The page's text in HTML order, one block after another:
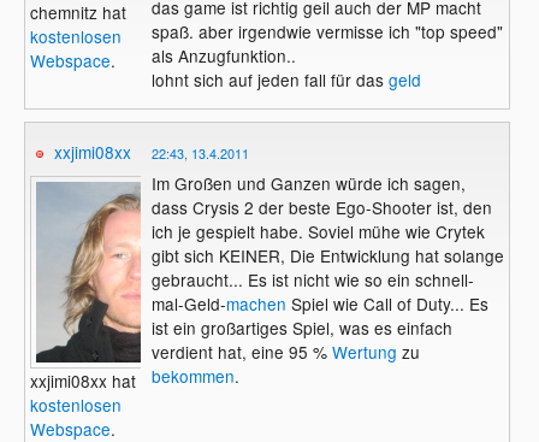
chemnitz hat
kostenlosen
Webspace.
das game ist richtig geil auch der MP macht
spaß. aber irgendwie vermisse ich "top speed"
als Anzugfunktion..
lohnt sich auf jeden fall für das geld
xxjimi08xx
xxjimi08xx hat
kostenlosen
Webspace.
22:43, 13.4.2011
Im Großen und Ganzen würde ich sagen,
dass Crysis 2 der beste Ego-Shooter ist, den
ich je gespielt habe. Soviel mühe wie Crytek
gibt sich KEINER, Die Entwicklung hat solange
gebraucht... Es ist nicht wie so ein schnell-
mal-Geld-machen Spiel wie Call of Duty... Es
ist ein großartiges Spiel, was es einfach
verdient hat, eine 95 % Wertung zu
bekommen.